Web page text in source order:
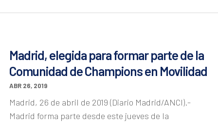
Madrid, elegida para formar parte de la
Comunidad de Champions en Movilidad
ABR 26, 2019
Madrid, 26 de abril de 2019 (Diario Madrid/ANCI).-
Madrid forma parte desde este jueves de la